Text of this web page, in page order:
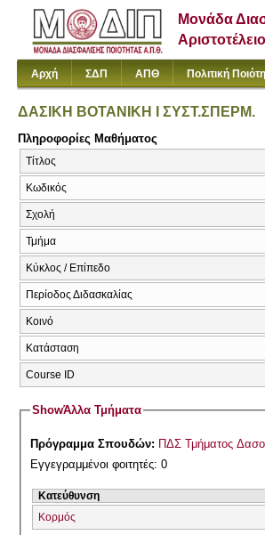
Μονάδα
Αρχή ΣΔΠ ΑΠΘ Πολιτική
ΔΑΣΙΚΗ ΒΟΤΑΝΙΚΗ Ι ΣΥΣΤ.ΣΠΕΡΜ.
Πληροφορίες Μαθήματος
Τίτλος
Κωδικός
Σχολή
Τμήμα
Κύκλος / Επίπεδο
Περίοδος Διδασκαλίας
Κοινό
Κατάσταση
Course ID
ShowΆλλα Τμήματα
Πρόγραμμα Σπουδών: ΠΔΣ Τμήματος
Εγγεγραμμένοι φοιτητές: 0
Κατεύθυνση
Κορμός